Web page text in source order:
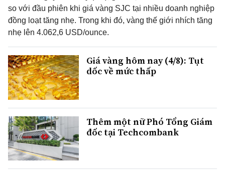
so với đầu phiên khi giá vàng SJC tại nhiều doanh nghiệp
đồng loạt tăng nhẹ. Trong khi đó, vàng thế giới nhích tăng
nhẹ lên 4.062,6 USD/ounce.
Giá vàng hôm nay (4/8): Tụt
dốc về mức thấp
Thêm một nữ Phó Tổng Giám
đốc tại Techcombank